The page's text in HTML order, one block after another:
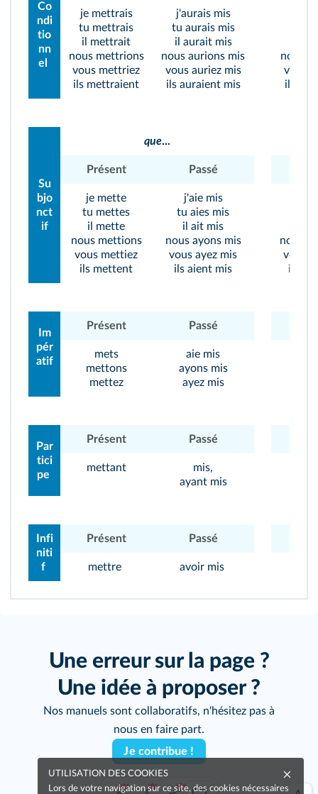
Co
ndi
tio
nn
el
je mettrais
tu mettrais
il mettrait
nous mettrions
vous mettriez
ils mettraient
j'aurais mis
tu aurais mis
il aurait mis
nous aurions mis
vous auriez mis
ils auraient mis
nous
vous
ils
Su
bjo
nct
if
que...
Présent Passé
je mette
tu mettes
il mette
nous mettions
vous mettiez
ils mettent
j'aie mis
tu aies mis
il ait mis
nous ayons mis
vous ayez mis
ils aient mis
nous
vous
ils
Im
pér
atif
Présent Passé
mets
mettons
mettez
aie mis
ayons mis
ayez mis
Par
tici
pe
Présent Passé
mettant
mis,
ayant mis
Infi
niti
f
Présent Passé
mettre avoir mis
Une erreur sur la page ?
Une idée à proposer ?
Nos manuels sont collaboratifs, n'hésitez pas à
nous en faire part.
Je contribue !
UTILISATION DES COOKIES
Lors de votre navigation sur ce site, des cookies nécessaires